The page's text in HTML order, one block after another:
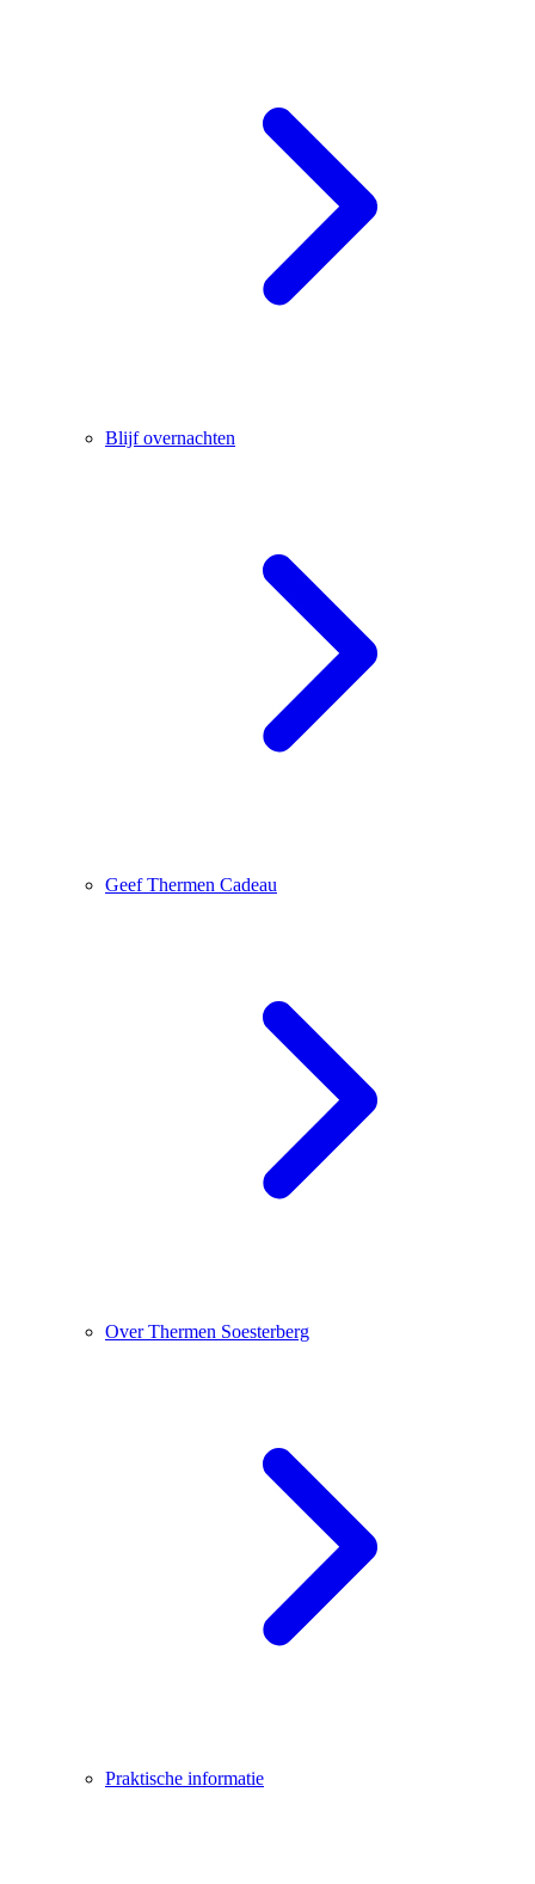
Blijf overnachten
Geef Thermen Cadeau
Over Thermen Soesterberg
Praktische informatie